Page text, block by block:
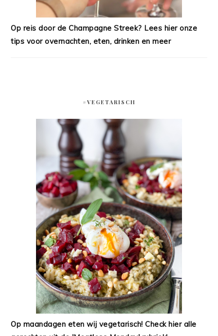
Op reis door de Champagne Streek? Lees hier onze
tips voor overnachten, eten, drinken en meer
#VEGETARISCH
Op maandagen eten wij vegetarisch! Check hier alle